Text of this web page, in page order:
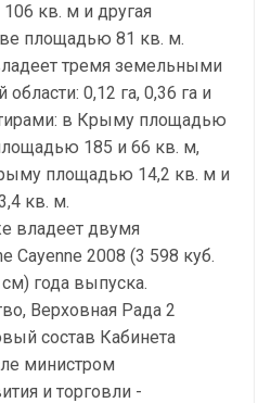
кв. м и другая
площадью 81 кв. м.
тремя земельными
0,12 га, 0,36 га и
в Крыму площадью
185 и 66 кв. м,
площадью 14,2 кв. м и
кв. м.
владеет двумя
Cayenne 2008 (3 598 куб.
года выпуска.
Верховная Рада 2
состав Кабинета
министром
и торговли -